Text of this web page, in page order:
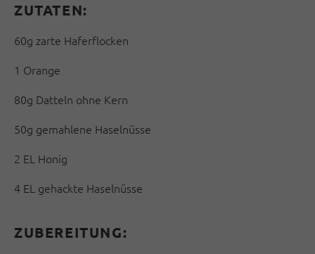
ZUTATEN:
60g zarte Haferflocken
1 Orange
80g Datteln ohne Kern
50g gemahlene Haselnüsse
2 EL Honig
4 EL gehackte Haselnüsse
ZUBEREITUNG: